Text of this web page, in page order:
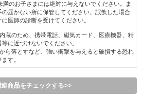
満のお子さまには絶対に与えないでください。ま
の届かない所に保管してください。誤飲した場合
に医師の診断を受けてください。
蔵のため、携帯電話、磁気カード、医療機器、精
等に近づけないでください。
ら落とすなど、強い衝撃を与えると破損する恐れ
す。
連商品をチェックする>>